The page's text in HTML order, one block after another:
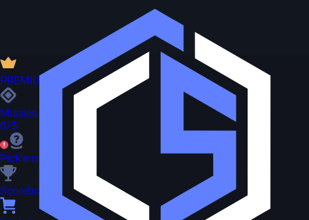
PREMIUM
Missies
0/5
Pick'em
Scorebord